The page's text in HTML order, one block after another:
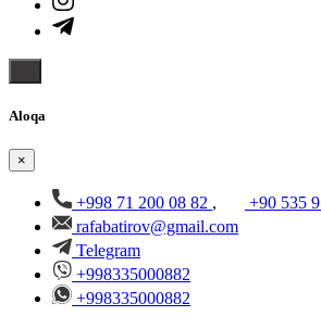
Aloqa
×
+998 71 200 08 82 ,
+90 535
rafabatirov@gmail.com
Telegram
+998335000882
+998335000882